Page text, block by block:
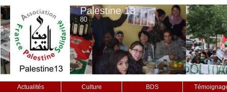
Palestine 13
80
Actualités Culture BDS